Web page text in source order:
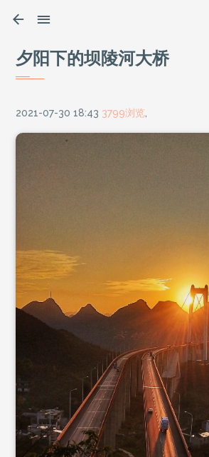
夕阳下的坝陵河大桥
2021-07-30 18:43 3799浏览